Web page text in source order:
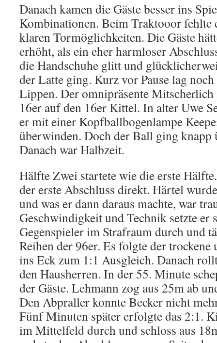
Danach kamen die Gäste besser ins
Kombinationen. Beim Traktooor fehlte
klaren Tormöglichkeiten. Die Gäste
erhöht, als ein eher harmloser
die Handschuhe glitt und
der Latte ging. Kurz vor Pause lag
Lippen. Der omnipräsente
16er auf den 16er Kittel. In alter Uwe
er mit einer Kopfballbogenlampe
überwinden. Doch der Ball ging knapp
Danach war Halbzeit.
Hälfte Zwei startete wie die erste
der erste Abschluss direkt. Härtel
und was er dann daraus machte, war
Geschwindigkeit und Technik setzte er
Gegenspieler im Strafraum durch und
Reihen der 96er. Es folgte der trockene
ins Eck zum 1:1 Ausgleich. Danach
den Hausherren. In der 55. Minute
der Gäste. Lehmann zog aus 25m ab
Den Abpraller konnte Becker nicht
Fünf Minuten später erfolgte das 2:1.
im Mittelfeld durch und schloss aus